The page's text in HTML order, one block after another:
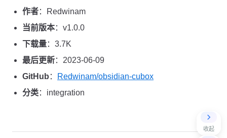
收起
作者：Redwinam
当前版本：v1.0.0
下载量：3.7K
最后更新：2023-06-09
GitHub ：
Redwinam/obsidian-cubox
分类：integration